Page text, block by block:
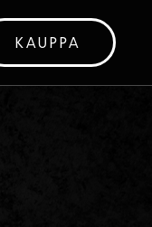
KAUPPA